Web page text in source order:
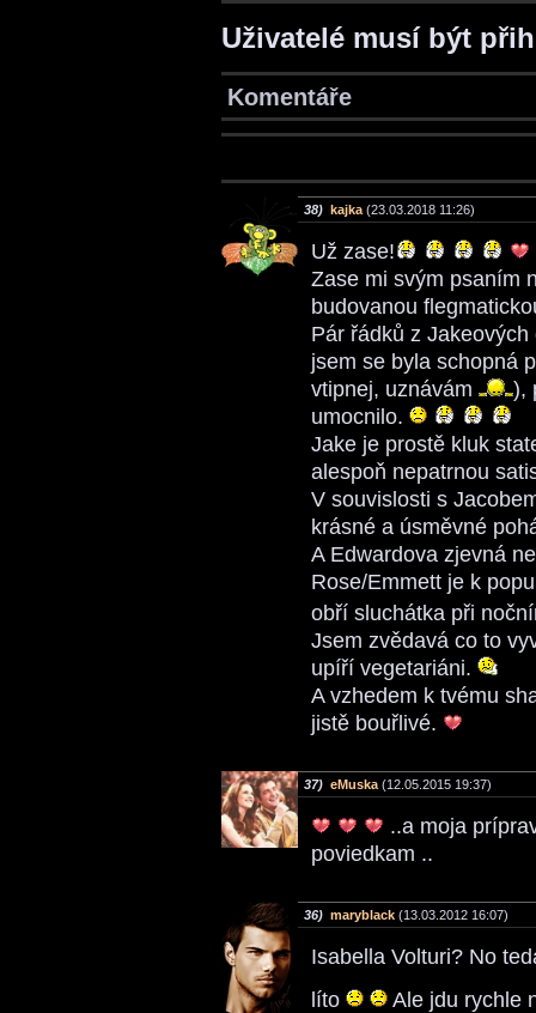
Uživatelé musí být
Komentáře
38) kajka (23.03.2018 11:26)
Už zase!
Zase mi svým psaním
budovanou
Pár řádků z
jsem se byla schopná
vtipnej, uznávám
),
umocnilo.
Jake je prostě kluk
alespoň nepatrnou
V souvislosti s
krásné a úsměvné
A Edwardova zjevná
Rose/Emmett je k
obří sluchátka při
Jsem zvědavá co to
upíří vegetariáni.
A vzhedem k tvému
jistě bouřlivé.
37) eMuska (12.05.2015 19:37)
..a moja
poviedkam ..
36) maryblack (13.03.2012 16:07)
Isabella Volturi? No
líto
Ale jdu rychle